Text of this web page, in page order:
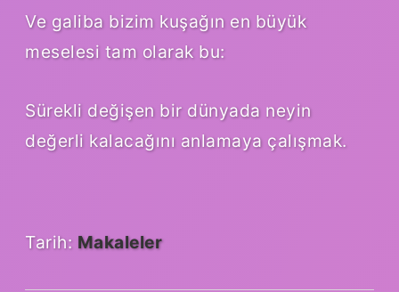
Ve galiba bizim kuşağın en büyük
meselesi tam olarak bu:
Sürekli değişen bir dünyada neyin
değerli kalacağını anlamaya çalışmak.
Tarih: Makaleler